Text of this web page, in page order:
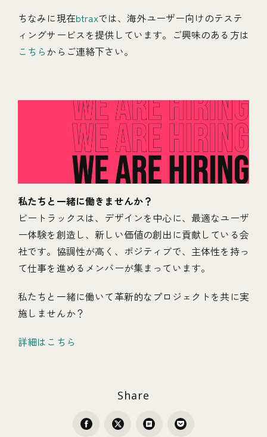
ちなみに現在btraxでは、海外ユーザー向けのテステ
ィングサービスを提供しています。ご興味のある方は
こちらからご連絡下さい。
私たちと一緒に働きませんか？
ビートラックスは、デザインを中心に、最適なユーザ
ー体験を創造し、新しい価値の創出に貢献している会
社です。協調性が高く、ポジティブで、主体性を持っ
て仕事を進めるメンバーが集まっています。
私たちと一緒に働いて革新的なプロジェクトを共に実
施しませんか？
詳細はこちら
Share